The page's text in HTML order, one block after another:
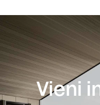
Vieni